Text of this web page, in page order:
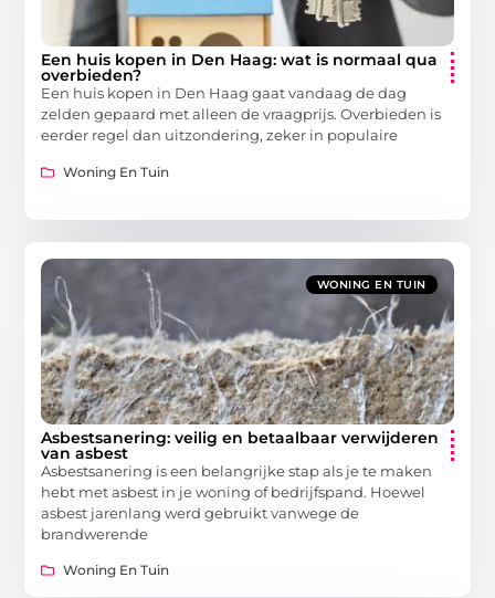
Een huis kopen in Den Haag: wat is normaal qua
overbieden?
Een huis kopen in Den Haag gaat vandaag de dag
zelden gepaard met alleen de vraagprijs. Overbieden is
eerder regel dan uitzondering, zeker in populaire
Woning En Tuin
WONING EN TUIN
Asbestsanering: veilig en betaalbaar verwijderen
van asbest
Asbestsanering is een belangrijke stap als je te maken
hebt met asbest in je woning of bedrijfspand. Hoewel
asbest jarenlang werd gebruikt vanwege de
brandwerende
Woning En Tuin